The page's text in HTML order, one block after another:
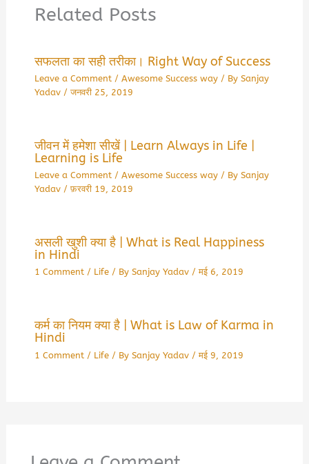
Related Posts
सफलता का सही तरीका। Right Way of Success
Leave a Comment / Awesome Success way/ By Sanjay
Yadav /जनवरी 25, 2019
जीवन में हमेशा सीखें | Learn Always in Life |
Learning is Life
Leave a Comment / Awesome Success way/ By Sanjay
Yadav /फ़रवरी 19, 2019
असली खुशी क्या है | What is Real Happiness
in Hindi
1 Comment / Life/ By Sanjay Yadav /मई 6, 2019
कर्म का नियम क्या है | What is Law of Karma in
Hindi
1 Comment / Life/ By Sanjay Yadav /मई 9, 2019